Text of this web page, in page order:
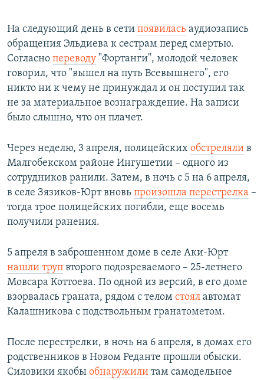
На следующий день в сети появилась аудиозапись
обращения Эльдиева к сестрам перед смертью.
Согласно переводу "Фортанги", молодой человек
говорил, что "вышел на путь Всевышнего", его
никто ни к чему не принуждал и он поступил так
не за материальное вознаграждение. На записи
было слышно, что он плачет.
Через неделю, 3 апреля, полицейских обстреляли в
Малгобекском районе Ингушетии – одного из
сотрудников ранили. Затем, в ночь с 5 на 6 апреля,
в селе Зязиков-Юрт вновь произошла перестрелка –
тогда трое полицейских погибли, еще восемь
получили ранения.
5 апреля в заброшенном доме в селе Аки-Юрт
нашли труп второго подозреваемого – 25-летнего
Мовсара Коттоева. По одной из версий, в его доме
взорвалась граната, рядом с телом стоял автомат
Калашникова с подствольным гранатометом.
После перестрелки, в ночь на 6 апреля, в домах его
родственников в Новом Реданте прошли обыски.
Силовики якобы обнаружили там самодельное